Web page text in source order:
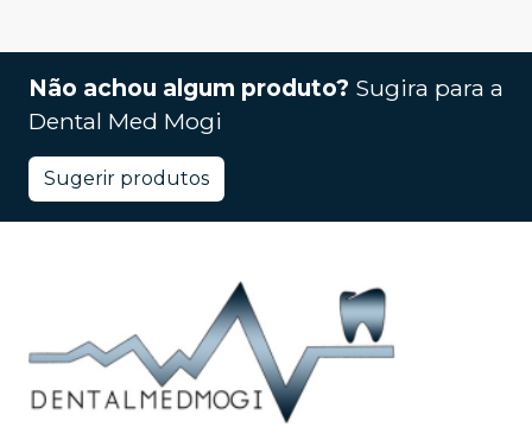
Não achou algum produto? Sugira para a
Dental Med Mogi
Sugerir produtos